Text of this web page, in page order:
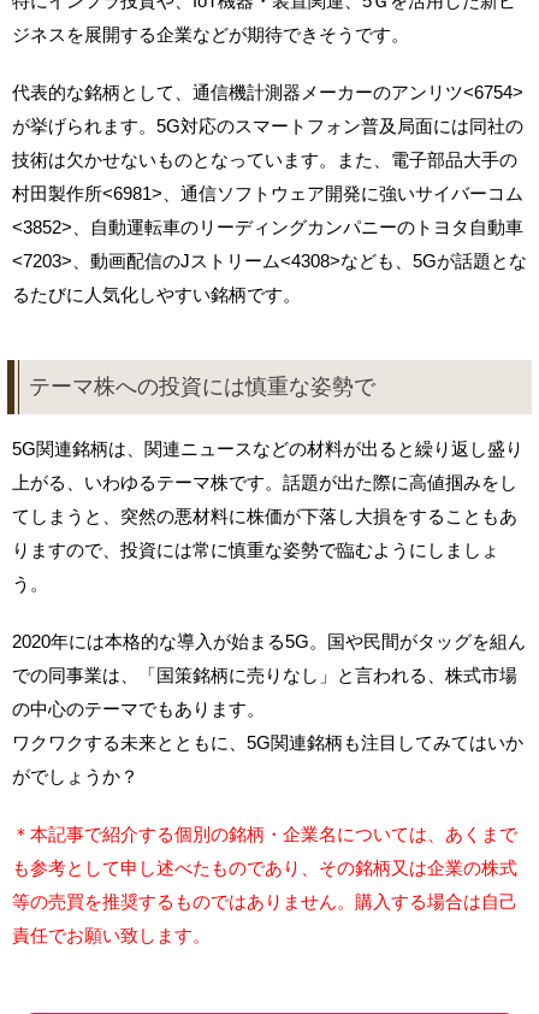
ジネスを展開する企業などが期待できそうです。
代表的な銘柄として、通信機計測器メーカーのアンリツ<6754>
が挙げられます。5G対応のスマートフォン普及局面には同社の
技術は欠かせないものとなっています。また、電子部品大手の
村田製作所<6981>、通信ソフトウェア開発に強いサイバーコム
<3852>、自動運転車のリーディングカンパニーのトヨタ自動車
<7203>、動画配信のJストリーム<4308>なども、5Gが話題とな
るたびに人気化しやすい銘柄です。
テーマ株への投資には慎重な姿勢で
5G関連銘柄は、関連ニュースなどの材料が出ると繰り返し盛り
上がる、いわゆるテーマ株です。話題が出た際に高値掴みをし
てしまうと、突然の悪材料に株価が下落し大損をすることもあ
りますので、投資には常に慎重な姿勢で臨むようにしましょ
う。
2020年には本格的な導入が始まる5G。国や民間がタッグを組ん
での同事業は、「国策銘柄に売りなし」と言われる、株式市場
の中心のテーマでもあります。
ワクワクする未来とともに、5G関連銘柄も注目してみてはいか
がでしょうか？
＊本記事で紹介する個別の銘柄・企業名については、あくまで
も参考として申し述べたものであり、その銘柄又は企業の株式
等の売買を推奨するものではありません。購入する場合は自己
責任でお願い致します。